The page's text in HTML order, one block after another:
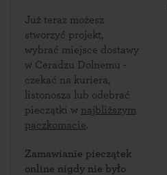
Już teraz możesz
stworzyć projekt,
wybrać miejsce dostawy
w Ceradzu Dolnemu -
czekać na kuriera,
listonosza lub odebrać
pieczątki w najbliższym
paczkomacie.
Zamawianie pieczątek
online nigdy nie było